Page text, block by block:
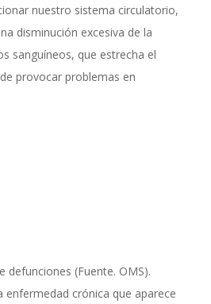
nuestro sistema circulatorio,
disminución excesiva de la
sanguíneos, que estrecha el
provocar problemas en
defunciones (Fuente. OMS).
crónica que aparece